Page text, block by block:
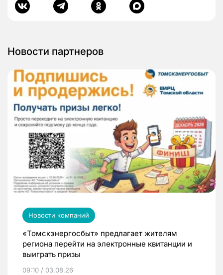
Новости партнеров
Новости компаний
«Томскэнергосбыт» предлагает жителям
региона перейти на электронные квитанции и
выиграть призы
09:10 / 03.08.26